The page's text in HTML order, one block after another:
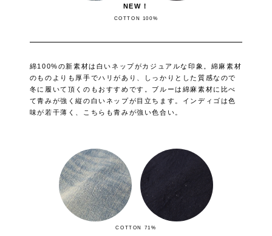
NEW！
COTTON 100%
綿100%の新素材は白いネップがカジュアルな印象。綿麻素材
のものよりも厚手でハリがあり、しっかりとした質感なので
冬に履いて頂くのもおすすめです。ブルーは綿麻素材に比べ
て青みが強く縦の白いネップが目立ちます。インディゴは色
味が若干薄く、こちらも青みが強い色合い。
COTTON 71%